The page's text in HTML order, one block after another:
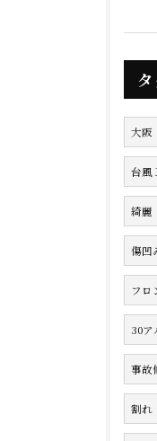
大阪
台風
綺麗
傷凹
フロ
30ア
事故
割れ